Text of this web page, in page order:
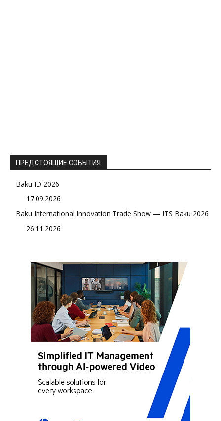
ПРЕДСТОЯЩИЕ СОБЫТИЯ
Baku ID 2026
17.09.2026
Baku International Innovation Trade Show — ITS Baku 2026
26.11.2026